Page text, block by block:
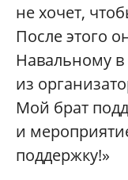
не хочет,
После этого
Навальному
из
Мой брат
и
поддержку!»